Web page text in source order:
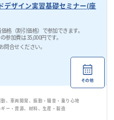
デザイン実習基礎セミナー(座
格（割引価格）で参加できます。
参加費は 35,000円です。
問合せください。
その他
、車両開発、振動・騒音・乗り心地
ー・資源、材料、生産・製造